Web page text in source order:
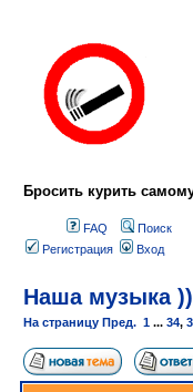
Бросить курить
FAQ
Поиск
Регистрация
Вход
Наша музыка ))
На страницу Пред. 1 ... 34,